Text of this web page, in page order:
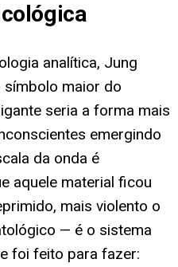
analítica, Jung
símbolo maior do
seria a forma mais
emergindo
da onda é
aquele material ficou
mais violento o
— é o sistema
foi feito para fazer: